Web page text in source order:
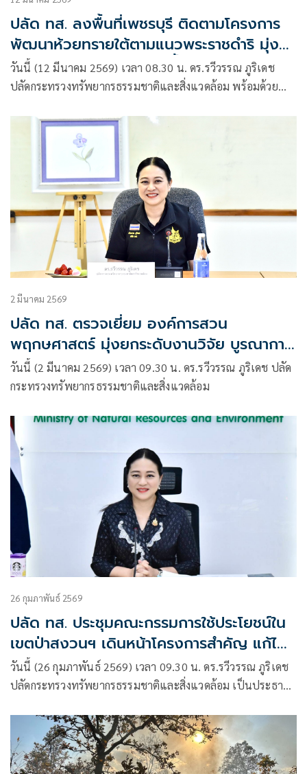
ปลัด ทส. ลงพื้นที่เพชรบุรี ติดตามโครงการ
พัฒนาห้วยทรายใต้ตามแนวพระราชดำริ มุ่ง
ยกระดับการบริหารจัดการน้ำเพื่อชุมชนอย่าง
ยั่งยืน
วันนี้ (12 มีนาคม 2569) เวลา 08.30 น. ดร.รวีวรรณ ภูริเดช
ปลัดกระทรวงทรัพยากรธรรมชาติและสิ่งแวดล้อม พร้อมด้วย
ผู้บริหารกระทรวงฯ ลงพื้นที่จังหวัดเพชรบุรี
2 มีนาคม 2569
ปลัด ทส. ตรวจเยี่ยม องค์การสวน
พฤกษศาสตร์ มุ่งยกระดับงานวิจัย บูรณาการ
ความร่วมมือด้านอนุรักษ์ และต่อยอดความ
หลากหลายทางชีวภาพของประเทศ
วันนี้ (2 มีนาคม 2569) เวลา 09.30 น. ดร.รวีวรรณ ภูริเดช ปลัด
กระทรวงทรัพยากรธรรมชาติและสิ่งแวดล้อม
26 กุมภาพันธ์ 2569
ปลัด ทส. ประชุมคณะกรรมการใช้ประโยชน์ใน
เขตป่าสงวนฯ เดินหน้าโครงการสำคัญ แก้ไข
ปัญหาความเดือดร้อนของประชาชน
วันนี้ (26 กุมภาพันธ์ 2569) เวลา 09.30 น. ดร.รวีวรรณ ภูริเดช
ปลัดกระทรวงทรัพยากรธรรมชาติและสิ่งแวดล้อม เป็นประธาน
สงวนแห่งชาติ ครั้งที่ 2/2569 โดยมีนายสุพจน์ ภู่รัตนโอภา รอง
อธิบดีกรมป่าไม้ คณะกรรมการผู้ทรงคุณวุฒิ และผู้แทนหน่วยงาน
ที่เกี่ยวข้อง เข้าร่วม ณ ห้องประชุม ชั้น 17